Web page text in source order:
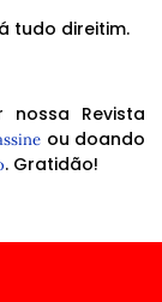
tudo direitim.
Revista
ou doando
. Gratidão!